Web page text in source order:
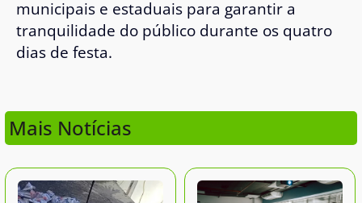
municipais e estaduais para garantir a
tranquilidade do público durante os quatro
dias de festa.
Mais Notícias